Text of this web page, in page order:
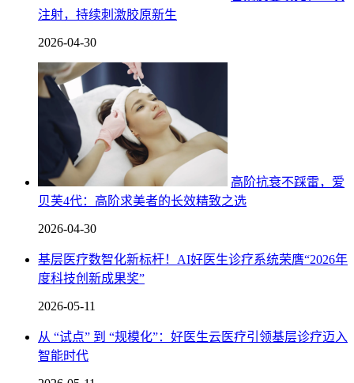
注射，持续刺激胶原新生
2026-04-30
高阶抗衰不踩雷，爱
贝芙4代：高阶求美者的长效精致之选
2026-04-30
基层医疗数智化新标杆！AI好医生诊疗系统荣膺“2026年
度科技创新成果奖”
2026-05-11
从 “试点” 到 “规模化”：好医生云医疗引领基层诊疗迈入
智能时代